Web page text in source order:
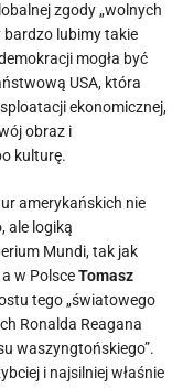
zgody „wolnych
bardzo lubimy takie
mogła być
USA, która
ekonomicznej,
obraz i
kulturę.
amerykańskich nie
ale logiką
Mundi, tak jak
a w PolsceTomasz
tego „światowego
Ronalda Reagana
waszyngtońskiego”.
i najsilniej właśnie